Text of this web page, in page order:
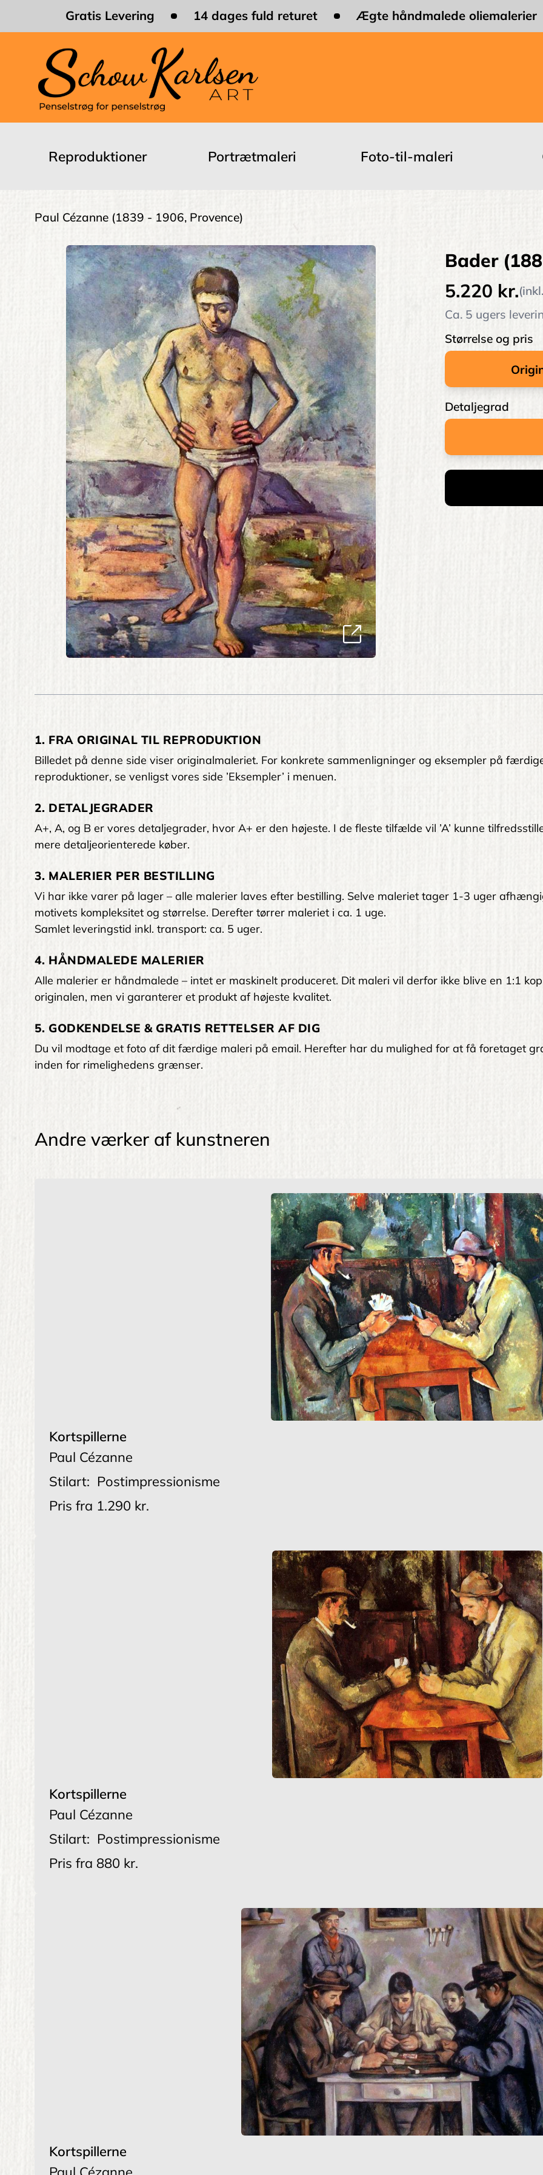
Gratis Levering 14 dages fuld returet Ægte håndmalede oliemalerier
Reproduktioner Portrætmaleri Foto-til-maleri
Brødkrumme
Paul Cézanne (1839 - 1906, Provence)
Bader
5.220 kr.
Ca. 5 ugers
Størrelse og pris
Detaljegrad
1. FRA ORIGINAL TIL REPRODUKTION
Billedet på denne side viser originalmaleriet. For konkrete sammenligninger og eksempler på
reproduktioner, se venligst vores side ’Eksempler’ i menuen.
2. DETALJEGRADER
A+, A, og B er vores detaljegrader, hvor A+ er den højeste. I de fleste tilfælde vil ’A’ kunne
mere detaljeorienterede køber.
3. MALERIER PER BESTILLING
Vi har ikke varer på lager – alle malerier laves efter bestilling. Selve maleriet tager 1-3 uger
motivets kompleksitet og størrelse. Derefter tørrer maleriet i ca. 1 uge.
Samlet leveringstid inkl. transport: ca. 5 uger.
4. HÅNDMALEDE MALERIER
Alle malerier er håndmalede – intet er maskinelt produceret. Dit maleri vil derfor ikke blive en 1:1
originalen, men vi garanterer et produkt af højeste kvalitet.
5. GODKENDELSE & GRATIS RETTELSER AF DIG
Du vil modtage et foto af dit færdige maleri på email. Herefter har du mulighed for at få foretaget
inden for rimelighedens grænser.
Andre værker af kunstneren
Kortspillerne
Paul Cézanne
Stilart: Postimpressionisme
Pris fra 1.290 kr.
Kortspillerne
Paul Cézanne
Stilart: Postimpressionisme
Pris fra 880 kr.
Kortspillerne